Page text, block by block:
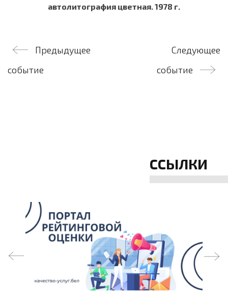
автолитография цветная. 1978 г.
Навигация
по
Предыдущее
событие
Следующее
событие
ССЫЛКИ
prev next